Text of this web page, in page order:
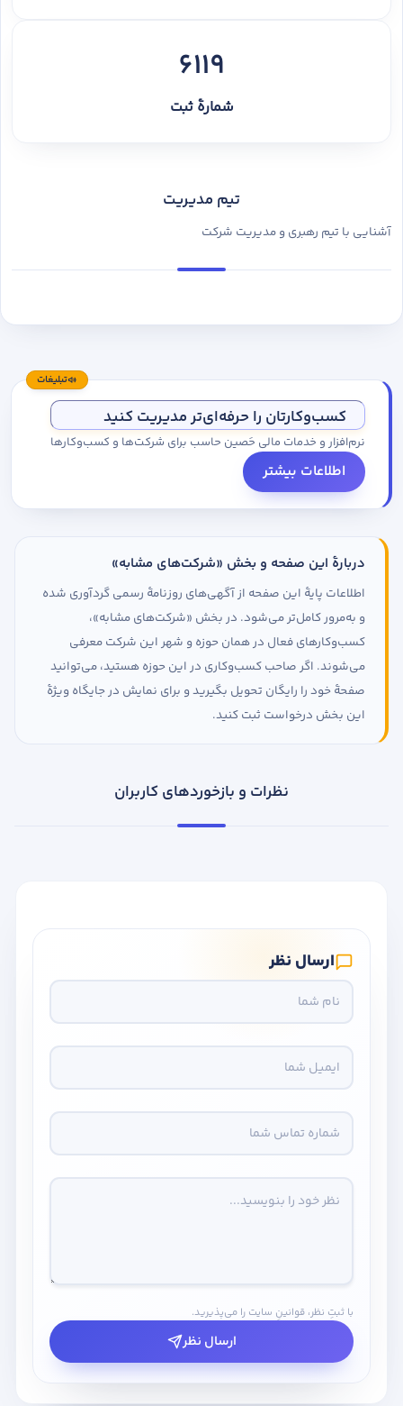
6119
شمارهٔ ثبت
تیم مدیریت
آشنایی با تیم رهبری و مدیریت شرکت
تبلیغات
کسب‌وکارتان را حرفه‌ای‌تر مدیریت کنید
نرم‌افزار و خدمات مالی حَصین حاسب برای شرکت‌ها و کسب‌وکارها
اطلاعات بیشتر
دربارهٔ این صفحه و بخش «شرکت‌های مشابه»
اطلاعات پایهٔ این صفحه از آگهی‌های روزنامهٔ رسمی گردآوری شده
و به‌مرور کامل‌تر می‌شود. در بخش «شرکت‌های مشابه»،
کسب‌وکارهای فعال در همان حوزه و شهر این شرکت معرفی
می‌شوند. اگر صاحب کسب‌وکاری در این حوزه هستید، می‌توانید
صفحهٔ خود را رایگان تحویل بگیرید و برای نمایش در جایگاه ویژهٔ
این بخش درخواست ثبت کنید.
نظرات و بازخوردهای کاربران
ارسال نظر
با ثبتِ نظر، قوانینِ سایت را می‌پذیرید.
ارسال نظر